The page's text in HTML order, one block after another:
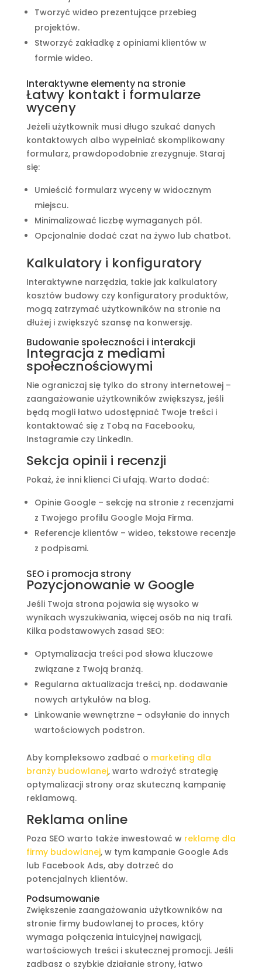
Tworzyć wideo prezentujące przebieg
projektów.
Stworzyć zakładkę z opiniami klientów w
formie wideo.
Interaktywne elementy na stronie
Łatwy kontakt i formularze
wyceny
Jeżeli użytkownik musi długo szukać danych
kontaktowych albo wypełniać skomplikowany
formularz, prawdopodobnie zrezygnuje. Staraj
się:
Umieścić formularz wyceny w widocznym
miejscu.
Minimalizować liczbę wymaganych pól.
Opcjonalnie dodać czat na żywo lub chatbot.
Kalkulatory i konfiguratory
Interaktywne narzędzia, takie jak kalkulatory
kosztów budowy czy konfiguratory produktów,
mogą zatrzymać użytkowników na stronie na
dłużej i zwiększyć szansę na konwersję.
Budowanie społeczności i interakcji
Integracja z mediami
społecznościowymi
Nie ograniczaj się tylko do strony internetowej –
zaangażowanie użytkowników zwiększysz, jeśli
będą mogli łatwo udostępniać Twoje treści i
kontaktować się z Tobą na Facebooku,
Instagramie czy LinkedIn.
Sekcja opinii i recenzji
Pokaż, że inni klienci Ci ufają. Warto dodać:
Opinie Google – sekcję na stronie z recenzjami
z Twojego profilu Google Moja Firma.
Referencje klientów – wideo, tekstowe recenzje
z podpisami.
SEO i promocja strony
Pozycjonowanie w Google
Jeśli Twoja strona pojawia się wysoko w
wynikach wyszukiwania, więcej osób na nią trafi.
Kilka podstawowych zasad SEO:
Optymalizacja treści pod słowa kluczowe
związane z Twoją branżą.
Regularna aktualizacja treści, np. dodawanie
nowych artykułów na blog.
Linkowanie wewnętrzne – odsyłanie do innych
wartościowych podstron.
Aby kompleksowo zadbać o marketing dla
branży budowlanej, warto wdrożyć strategię
optymalizacji strony oraz skuteczną kampanię
reklamową.
Reklama online
Poza SEO warto także inwestować w reklamę dla
firmy budowlanej, w tym kampanie Google Ads
lub Facebook Ads, aby dotrzeć do
potencjalnych klientów.
Podsumowanie
Zwiększenie zaangażowania użytkowników na
stronie firmy budowlanej to proces, który
wymaga połączenia intuicyjnej nawigacji,
wartościowych treści i skutecznej promocji. Jeśli
zadbasz o szybkie działanie strony, łatwo